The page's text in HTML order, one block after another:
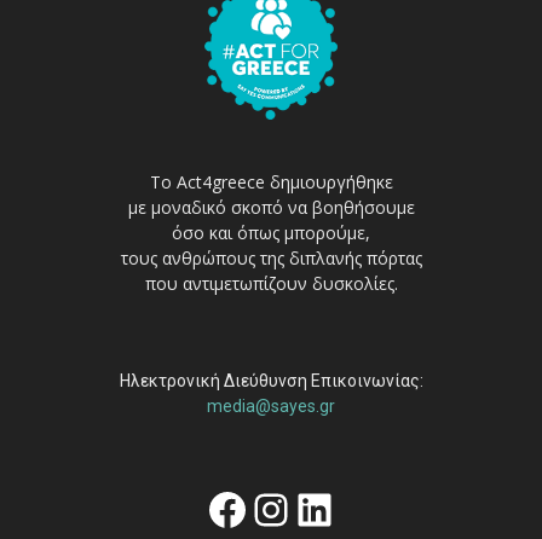
Το Act4greece δημιουργήθηκε
με μοναδικό σκοπό να βοηθήσουμε
όσο και όπως μπορούμε,
τους ανθρώπους της διπλανής πόρτας
που αντιμετωπίζουν δυσκολίες.
Ηλεκτρονική Διεύθυνση Επικοινωνίας:
media@sayes.gr
Facebook
Instagram
Linkedin